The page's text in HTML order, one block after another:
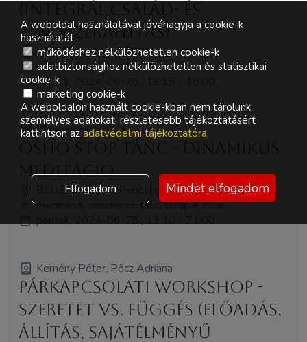
rendszerállítás)
INTEGRÁL AKADÉMIA
családállítás
péntek, 2024-06-28., 16:15 - 18:00
Kemény Péter
meditáció
BLUE ZONE - A Peopling sátra
meditáció, önismeret, tánc, terápia, zene
péntek, 2024-06-28., 19:30 - 21:00
Kemény Péter, Pőcz Adriana
Párkapcsolati workshop -
Szeretet vs. függés (Előadás,
állítás, sajátélményű
A weboldal használatával jóváhagyja a cookie-k
használatát.
működéshez nélkülözhetetlen cookie-k
adatbiztonsághoz nélkülözhetetlen és statisztikai
cookie-k
marketing cookie-k
A weboldalon használt cookie-kban nem tárolunk
személyes adatokat, részletesebb tájékoztatásért
kattintson az adatvédelmi tájékoztatóra.
Elfogadom Mindet elfogadom